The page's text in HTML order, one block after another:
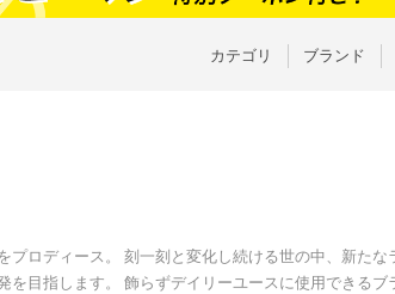
カテゴリ ブランド
プロディース。 刻一刻と変化し続ける世の中、新た
を目指します。 飾らずデイリーユースに使用できるブ